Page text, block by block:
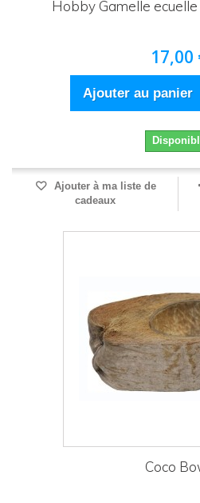
Hobby Gamelle
17,00
Ajouter au panier
Ajouter à ma liste de
cadeaux
Coco